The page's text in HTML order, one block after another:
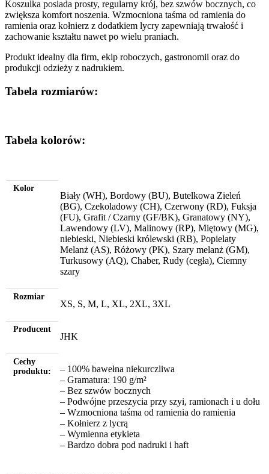
Koszulka posiada prosty, regularny krój, bez szwów bocznych, co
zwiększa komfort noszenia. Wzmocniona taśma od ramienia do
ramienia oraz kołnierz z dodatkiem lycry zapewniają trwałość i
zachowanie kształtu nawet po wielu praniach.
Produkt idealny dla firm, ekip roboczych, gastronomii oraz do
produkcji odzieży z nadrukiem.
Tabela rozmiarów:
Tabela kolorów:
Kolor
Biały (WH), Bordowy (BU), Butelkowa Zieleń
(BG), Czekoladowy (CH), Czerwony (RD), Fuksja
(FU), Grafit / Czarny (GF/BK), Granatowy (NY),
Lawendowy (LV), Malinowy (RP), Miętowy (MG),
niebieski, Niebieski królewski (RB), Popielaty
Melanż (AS), Różowy (PK), Szary melanż (GM),
Turkusowy (AQ), Chaber, Rudy (cegła), Ciemny
szary
Rozmiar
XS, S, M, L, XL, 2XL, 3XL
Producent
JHK
Cechy
produktu:
– 100% bawełna niekurczliwa
– Gramatura: 190 g/m²
– Bez szwów bocznych
– Podwójne przeszycia przy szyi, ramionach i u dołu
– Wzmocniona taśma od ramienia do ramienia
– Kołnierz z lycrą
– Wymienna etykieta
– Bardzo dobra pod nadruki i haft